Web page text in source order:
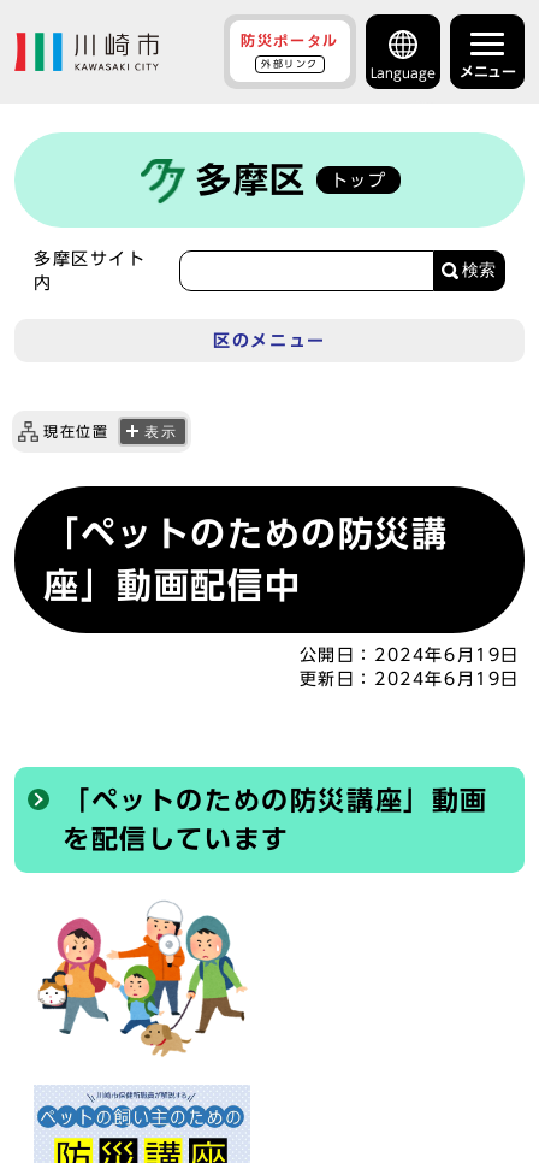
防災ポータル
外部リンク
Language メニュー
多摩区 トップ
多摩区サイト
内
検索
区のメニュー
現在位置 表示
「ペットのための防災講
座」動画配信中
公開日： 2024年6月19日
更新日： 2024年6月19日
「ペットのための防災講座」動画
を配信しています